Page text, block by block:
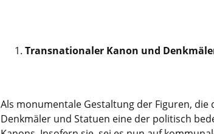
Transnationaler Kanon und
Als monumentale Gestaltung der Figuren,
Denkmäler und Statuen eine der politisch